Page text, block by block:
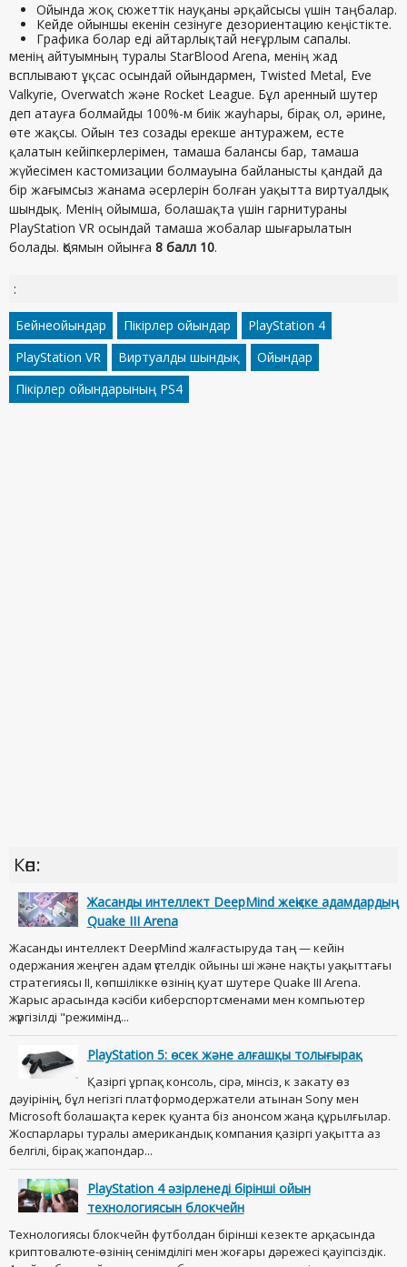
Ойында жоқ сюжеттік науқаны әрқайсысы үшін таңбалар.
Кейде ойыншы екенін сезінуге дезориентацию кеңістікте.
Графика болар еді айтарлықтай неғұрлым сапалы.
менің айтуымның туралы StarBlood Arena, менің жад
всплывают ұқсас осындай ойындармен, Twisted Metal, Eve
Valkyrie, Overwatch және Rocket League. Бұл аренный шутер
деп атауға болмайды 100%-м биік жауһары, бірақ ол, әрине,
өте жақсы. Ойын тез созады ерекше антуражем, есте
қалатын кейіпкерлерімен, тамаша балансы бар, тамаша
жүйесімен кастомизации болмауына байланысты қандай да
бір жағымсыз жанама әсерлерін болған уақытта виртуалдық
шындық. Менің ойымша, болашақта үшін гарнитураны
PlayStation VR осындай тамаша жобалар шығарылатын
болады. Қоямын ойынға 8 балл 10.
:
Бейнеойындар Пікірлер ойындар
PlayStation 4
PlayStation VR
Виртуалды шындық
Ойындар
Пікірлер ойындарының PS4
Көп:
Жасанды интеллект DeepMind жеңіске адамдардың
Quake III Arena
Жасанды интеллект DeepMind жалғастыруда таң — кейін
одержания жеңген адам үстелдік ойыны ші және нақты уақыттағы
стратегиясы II, көпшілікке өзінің қуат шутере Quake III Arena.
Жарыс арасында кәсіби киберспортсменами мен компьютер
жүргізілді "режимінд...
PlayStation 5: өсек және алғашқы толығырақ
Қазіргі ұрпақ консоль, сірә, мінсіз, к закату өз
дәуірінің, бұл негізгі платформодержатели атынан Sony мен
Microsoft болашақта керек қуанта біз анонсом жаңа құрылғылар.
Жоспарлары туралы американдық компания қазіргі уақытта аз
белгілі, бірақ жапондар...
PlayStation 4 әзірленеді бірінші ойын
технологиясын блокчейн
Технологиясы блокчейн футболдан бірінші кезекте арқасында
криптовалюте-өзінің сенімділігі мен жоғары дәрежесі қауіпсіздік.